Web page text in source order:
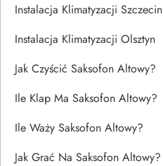
Instalacja Klimatyzacji Szczecin
Instalacja Klimatyzacji Olsztyn
Jak Czyścić Saksofon Altowy?
Ile Klap Ma Saksofon Altowy?
Ile Waży Saksofon Altowy?
Jak Grać Na Saksofon Altowy?